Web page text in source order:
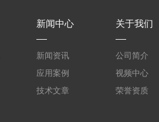
新闻中心
新闻资讯
应用案例
技术文章
关于我们
公司简介
视频中心
荣誉资质